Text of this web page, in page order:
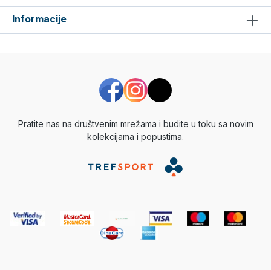
Informacije
Pratite nas na društvenim mrežama i budite u toku sa novim
kolekcijama i popustima.